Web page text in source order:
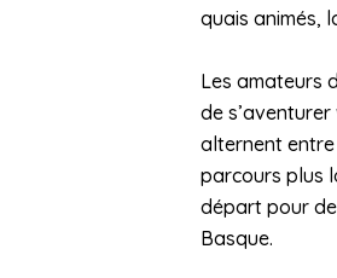
quais animés,
Les amateurs
de
alternent entre
parcours plus
départ pour
Basque.